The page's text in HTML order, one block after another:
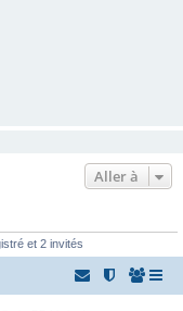
Aller à
et 2 invités